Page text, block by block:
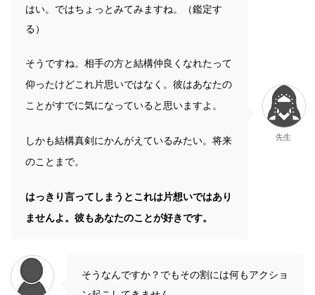
はい。ではちょっとみてみますね。（鑑定す
る）
そうですね。相手の方と結構仲良くなれたって
仰ったけどこれ片思いではなく。彼はあなたの
ことがすでに気になっていると思いますよ。
しかも結構真剣にかんがえているみたい。将来
のことまで。
はっきり言ってしまうとこれは片想いではあり
ませんよ。彼もあなたのことが好きです。
先生
そうなんですか？でもその割には何もアクショ